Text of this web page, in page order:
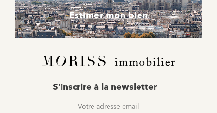
Estimer mon bien
mail
S'inscrire à la newsletter